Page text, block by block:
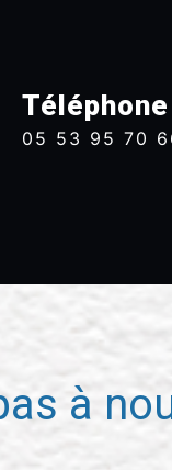
Téléphone
05 53 95 70
à